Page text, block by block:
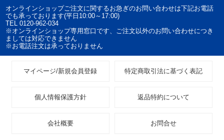
オンラインショップご注文に関するお急ぎのお問い合わせは下記お電話
でも承っております(平日10:00～17:00)
TEL 0120-962-034
※オンラインショップ専用窓口です、ご注文以外のお問い合わせにつき
ましては対応できません
※お電話注文は承っておりません
マイページ/新規会員登録 特定商取引法に基づく表記
個人情報保護方針 返品特約について
会社概要 お問合せ